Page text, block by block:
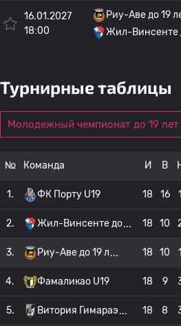
16.01.2027
18:00
Риу-Аве до 19
Жил-Винсенте
Турнирные таблицы
Молодежный чемпионат до 19 лет
№ Команда И В
1. ФК Порту U19 18 16 1
2. Жил-Винсенте до 18 10
3. Риу-Аве до 19 л 18 10 1
4. Фамаликао U19 18 9
5. Витория Гимараэ 18 8